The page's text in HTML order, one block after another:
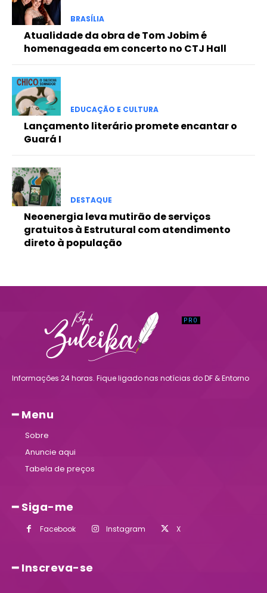
Full member access:
Etiam est nibh, lobortis sit
Ut mollis pellentesque tortor
Nullam eu erat condimentum
Donec quis est ac felis
Orci varius natoque dolor
BRASÍLIA
Atualidade da obra de Tom Jobim é
homenageada em concerto no CTJ Hall
EDUCAÇÃO E CULTURA
Lançamento literário promete encantar o
Guará I
DESTAQUE
Neoenergia leva mutirão de serviços
gratuitos à Estrutural com atendimento
direto à população
Informações 24 horas. Fique ligado nas notícias do DF & Entorno
━ Menu
Sobre
Anuncie aqui
Tabela de preços
━ Siga-me
Facebook Instagram X
━ Inscreva-se